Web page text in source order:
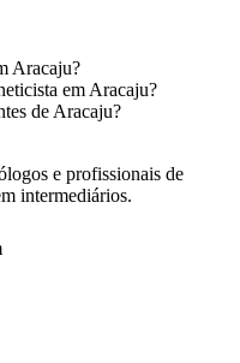
Aracaju?
em Aracaju?
de Aracaju?
e profissionais de
intermediários.